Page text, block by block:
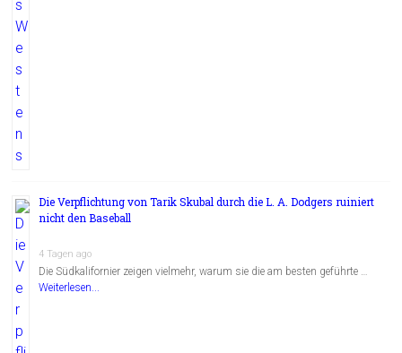
Die Verpflichtung von Tarik Skubal durch die L. A. Dodgers ruiniert
nicht den Baseball
4 Tagen ago
Die Südkalifornier zeigen vielmehr, warum sie die am besten geführte …
Weiterlesen...